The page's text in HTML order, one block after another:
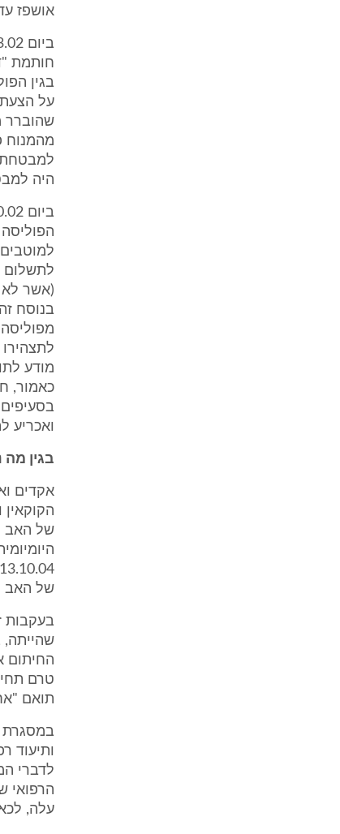
אושפז עד ליום
שהוברר
למבטחת
היה
לתשלום
(אשר לא
בנוסח
מודע
כאמור,
ואכריע
בגין
אקדים
של האב
של האב
בעקבות
שהייתה,
החיתום
טרם
תואם
במסגרת
ותיעוד
לדברי
הרפואי
עלה,